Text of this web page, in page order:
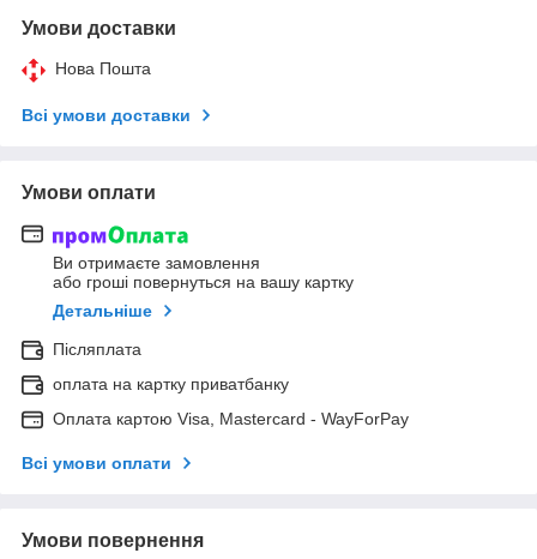
Умови доставки
Нова Пошта
Всі умови доставки
Умови оплати
Ви отримаєте замовлення
або гроші повернуться на вашу картку
Детальніше
Післяплата
оплата на картку приватбанку
Оплата картою Visa, Mastercard - WayForPay
Всі умови оплати
Умови повернення